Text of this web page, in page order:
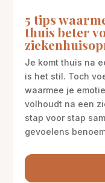
5 tips
thuis beter
Je komt thuis na
is het stil. Toch
waarmee je
volhoudt na een
stap voor stap
gevoelens